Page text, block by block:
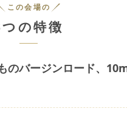
この会場の
の特徴
のバージンロード、